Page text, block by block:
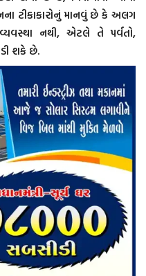
ટીકાકારોનું માનવું છે કે અલગ
નથી, એટલે તે પર્વતો,
શકે છે.